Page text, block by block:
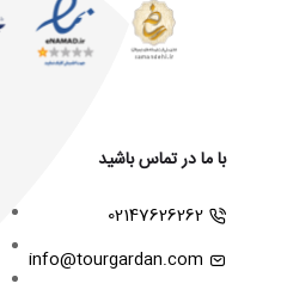
با ما در تماس باشید
02147626262
info@tourgardan.com